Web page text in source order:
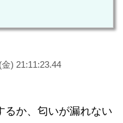
) 21:11:23.44
るか、匂いが漏れない